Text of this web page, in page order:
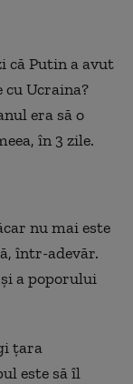
că Putin a avut
cu Ucraina?
era să o
în 3 zile.
nu mai este
într-adevăr.
a poporului
țara
este să îl